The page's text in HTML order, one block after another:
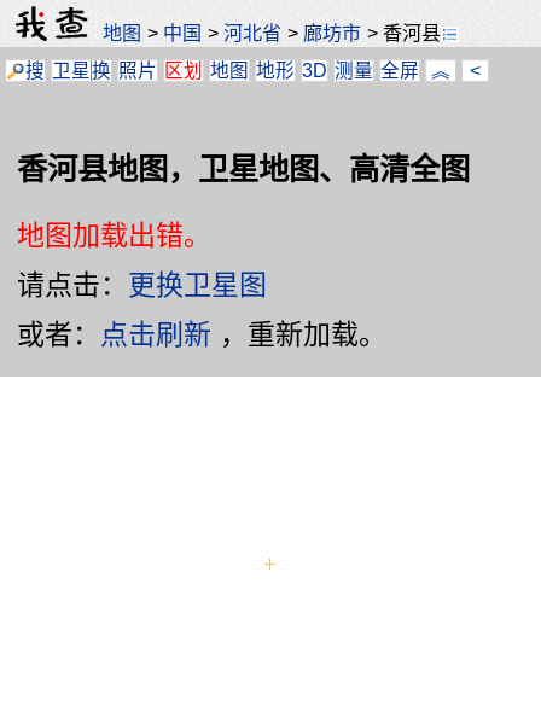
地图 > 中国 >河北省 > 廊坊市 >香河县
搜 卫星换 照片 区划 地图 地形 3D 测量 全屏 ︽ <
香河县地图，卫星地图、高清全图
地图加载出错。
请点击： 更换卫星图
或者： 点击刷新 ，重新加载。